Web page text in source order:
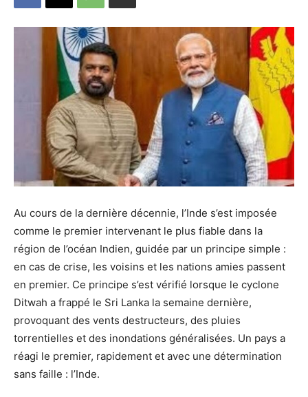
Au cours de la dernière décennie, l’Inde s’est imposée
comme le premier intervenant le plus fiable dans la
région de l’océan Indien, guidée par un principe simple :
en cas de crise, les voisins et les nations amies passent
en premier. Ce principe s’est vérifié lorsque le cyclone
Ditwah a frappé le Sri Lanka la semaine dernière,
provoquant des vents destructeurs, des pluies
torrentielles et des inondations généralisées. Un pays a
réagi le premier, rapidement et avec une détermination
sans faille : l’Inde.